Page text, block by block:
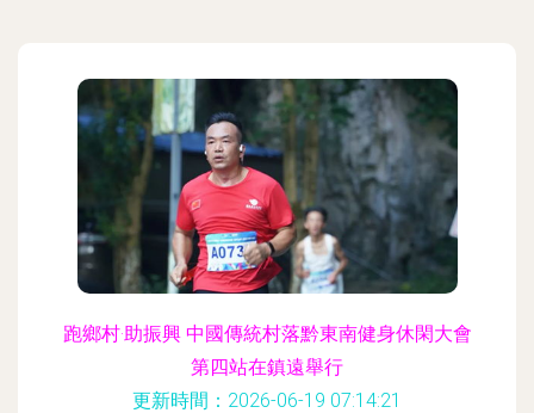
跑鄉村·助振興 中國傳統村落黔東南健身休閑大會
第四站在鎮遠舉行
更新時間：2026-06-19 07:14:21